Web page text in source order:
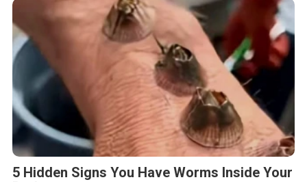
5 Hidden Signs You Have Worms Inside Your